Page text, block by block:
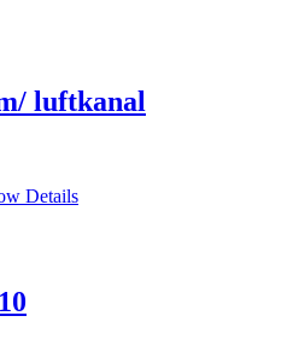
luftkanal
Details